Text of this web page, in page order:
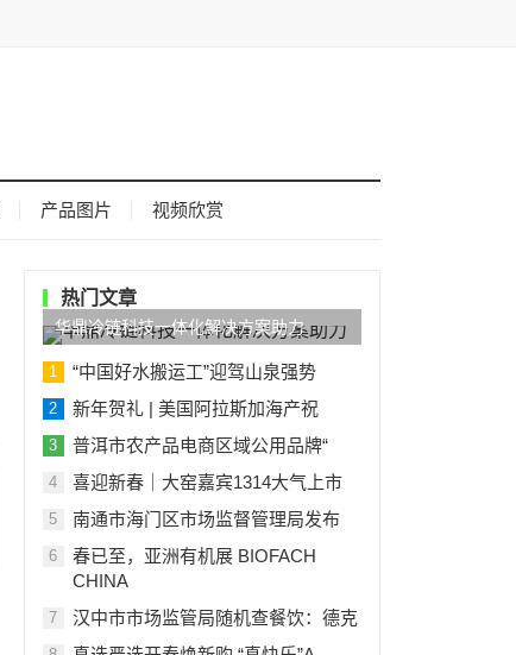
产品图片 视频欣赏
热门文章
华鼎冷链科技一体化解决方案助力
1 “中国好水搬运工”迎驾山泉强势
2 新年贺礼 | 美国阿拉斯加海产祝
3 普洱市农产品电商区域公用品牌“
4 喜迎新春｜大窑嘉宾1314大气上市
5 南通市海门区市场监督管理局发布
6
春已至，亚洲有机展 BIOFACH
CHINA
7 汉中市市场监管局随机查餐饮：德克